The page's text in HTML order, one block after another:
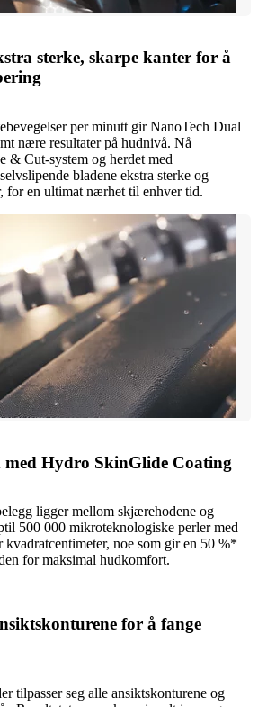
sterke, skarpe kanter for å
per minutt gir NanoTech Dual
nære resultater på hudnivå. Nå
& Cut-system og herdet med
bladene ekstra sterke og
for en ultimat nærhet til enhver tid.
Hydro SkinGlide Coating
ligger mellom skjærehodene og
500 000 mikroteknologiske perler med
kvadratcentimeter, noe som gir en 50 %*
for maksimal hudkomfort.
for å fange
tilpasser seg alle ansiktskonturene og